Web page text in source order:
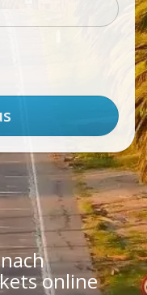
online